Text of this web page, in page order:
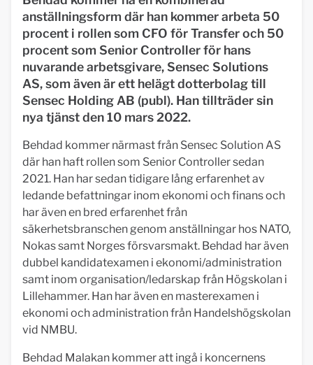
anställningsform där han kommer arbeta 50
procent i rollen som CFO för Transfer och 50
procent som Senior Controller för hans
nuvarande arbetsgivare, Sensec Solutions
AS, som även är ett helägt dotterbolag till
Sensec Holding AB (publ). Han tillträder sin
nya tjänst den 10 mars 2022.
Behdad kommer närmast från Sensec Solution AS
där han haft rollen som Senior Controller sedan
2021. Han har sedan tidigare lång erfarenhet av
ledande befattningar inom ekonomi och finans och
har även en bred erfarenhet från
säkerhetsbranschen genom anställningar hos NATO,
Nokas samt Norges försvarsmakt. Behdad har även
dubbel kandidatexamen i ekonomi/administration
samt inom organisation/ledarskap från Högskolan i
Lillehammer. Han har även en masterexamen i
ekonomi och administration från Handelshögskolan
vid NMBU.
Behdad Malakan kommer att ingå i koncernens